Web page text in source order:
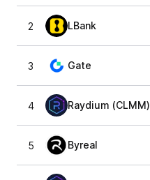
2 LBank
3 Gate
4 Raydium (CLMM)
5 Byreal